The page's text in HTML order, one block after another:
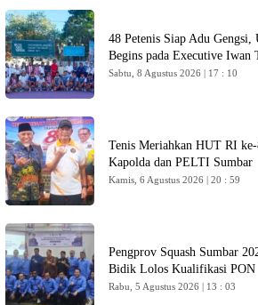
48 Petenis Siap Adu
Begins pada Executive Iwan
Sabtu, 8 Agustus 2026 | 17 : 10
Tenis Meriahkan HUT RI
Kapolda dan PELTI Sumbar
Kamis, 6 Agustus 2026 | 20 : 59
Pengprov Squash Sumbar
Bidik Lolos Kualifikasi PON
Rabu, 5 Agustus 2026 | 13 : 03